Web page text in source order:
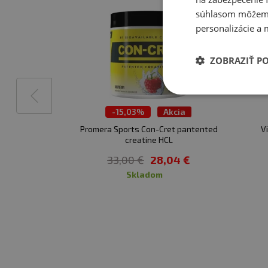
-15,03%
Akcia
Promera Sports Con-Cret pantented
creatine HCL
33,00 € 28,04 €
skladom
súhlasom
personalizácie a
ZOBRAZIŤ